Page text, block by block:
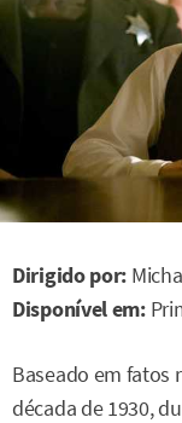
Dirigido por:
Disponível em:
Baseado em fatos
década de 1930,